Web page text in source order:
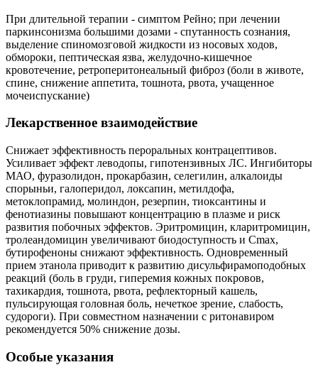
При длительной терапии - симптом Рейно; при лечении
паркинсонизма большими дозами - спутанность сознания,
выделение спиномозговой жидкости из носовых ходов,
обмороки, пептическая язва, желудочно-кишечное
кровотечение, ретроперитонеальный фиброз (боли в животе,
спине, снижение аппетита, тошнота, рвота, учащенное
мочеиспускание)
Лекарственное взаимодействие
Снижает эффективность пероральных контрацептивов.
Усиливает эффект леводопы, гипотензивных ЛС. Ингибиторы
МАО, фуразолидон, прокарбазин, селегилин, алкалоиды
спорыньи, галоперидол, локсапин, метилдофа,
метоклопрамид, молиндон, резерпин, тиоксантины и
фенотиазины повышают концентрацию в плазме и риск
развития побочных эффектов. Эритромицин, кларитромицин,
тролеандомицин увеличивают биодоступность и Cmax,
бутирофеноны снижают эффективность. Одновременный
прием этанола приводит к развитию дисульфирамоподобных
реакций (боль в груди, гиперемия кожных покровов,
тахикардия, тошнота, рвота, рефлекторный кашель,
пульсирующая головная боль, нечеткое зрение, слабость,
судороги). При совместном назначении с ритонавиром
рекомендуется 50% снижение дозы.
Особые указания